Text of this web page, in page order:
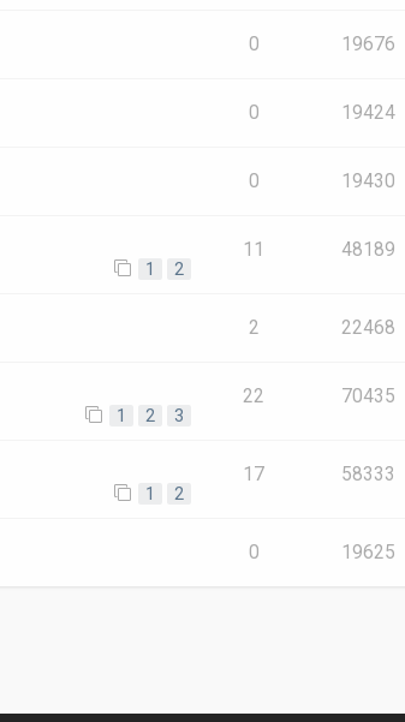
0 19676
0 19424
0 19430
1 2
11 48189
2 22468
1 2 3
22 70435
1 2
17 58333
0 19625